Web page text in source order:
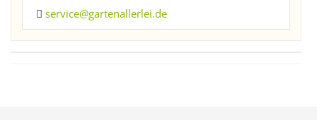
service@gartenallerlei.de